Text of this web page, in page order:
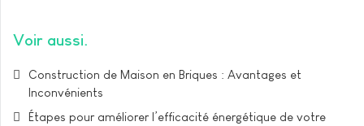
Voir aussi
Construction de Maison en Briques : Avantages et
Inconvénients
Étapes pour améliorer l’efficacité énergétique de votre